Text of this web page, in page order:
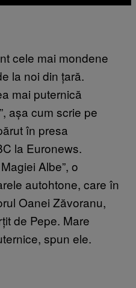
cele mai mondene
la noi din țară.
mai puternică
așa cum scrie pe
în presa
la Euronews.
Albe”, o
autohtone, care în
Oanei Zăvoranu,
de Pepe. Mare
spun ele.